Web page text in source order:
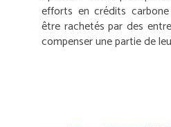
efforts en crédits
être rachetés par des
compenser une partie de